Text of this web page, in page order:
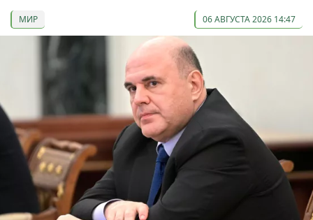
МИР 06 АВГУСТА 2026 14:47